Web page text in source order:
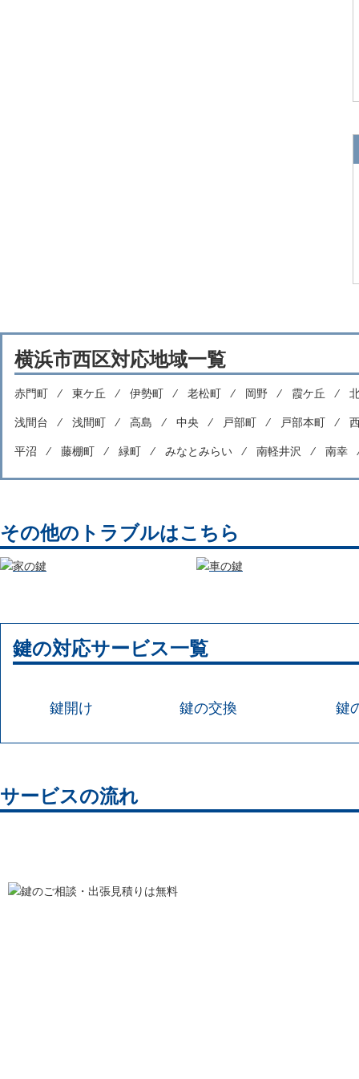
横浜市西区対応地域一覧
赤門町 ⁄ 東ケ丘 ⁄ 伊勢町 ⁄ 老松町 ⁄ 岡野 ⁄ 霞ケ丘 ⁄
浅間台 ⁄ 浅間町 ⁄ 高島 ⁄ 中央 ⁄ 戸部町 ⁄ 戸部本町 ⁄
平沼 ⁄ 藤棚町 ⁄ 緑町 ⁄ みなとみらい ⁄ 南軽井沢 ⁄ 南
その他のトラブルはこちら
鍵の対応サービス一覧
鍵開け 鍵の交換 鍵
サービスの流れ